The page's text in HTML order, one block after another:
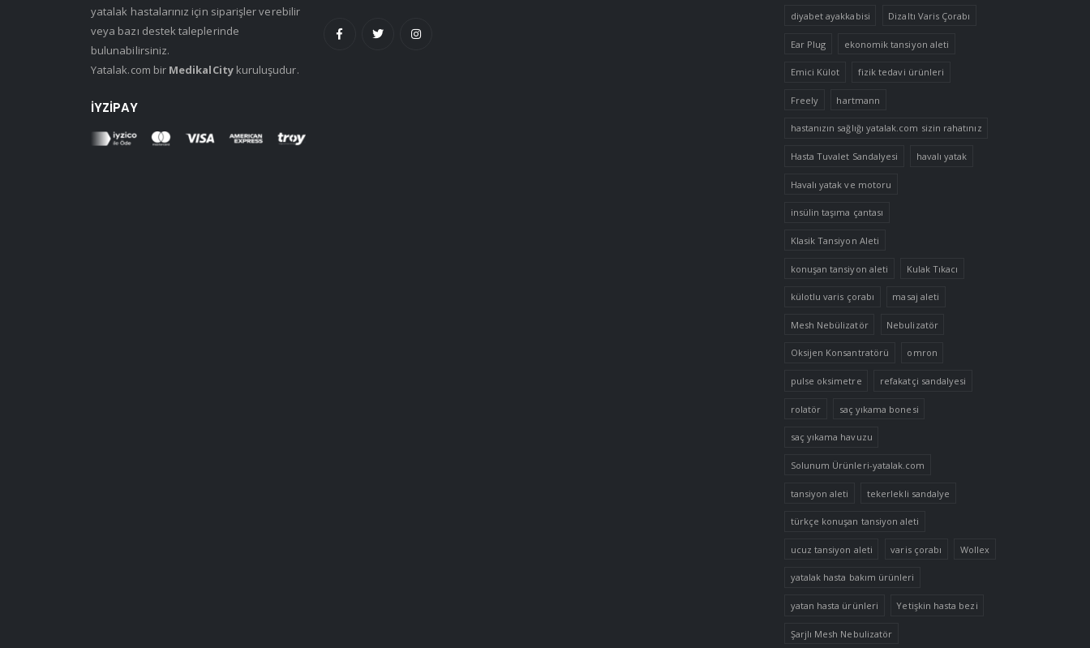
yatalak hastalarınız için siparişler verebilir
veya bazı destek taleplerinde
bulunabilirsiniz.
Yatalak.com bir MedikalCitykuruluşudur.
İYZIPAY
diyabet ayakkabisi Dizaltı Varis Çorabı
Ear Plug ekonomik tansiyon aleti
Emici Külot fizik tedavi ürünleri
Freely hartmann
hastanızın sağlığı yatalak.com sizin rahatınız
Hasta Tuvalet Sandalyesi havalı yatak
Havalı yatak ve motoru
insülin taşıma çantası
Klasik Tansiyon Aleti
konuşan tansiyon aleti Kulak Tıkacı
külotlu varis çorabı masaj aleti
Mesh Nebülizatör Nebulizatör
Oksijen Konsantratörü omron
pulse oksimetre refakatçi sandalyesi
rolatör saç yıkama bonesi
saç yıkama havuzu
Solunum Ürünleri-yatalak.com
tansiyon aleti tekerlekli sandalye
türkçe konuşan tansiyon aleti
ucuz tansiyon aleti varis çorabı Wollex
yatalak hasta bakım ürünleri
yatan hasta ürünleri Yetişkin hasta bezi
Şarjlı Mesh Nebulizatör